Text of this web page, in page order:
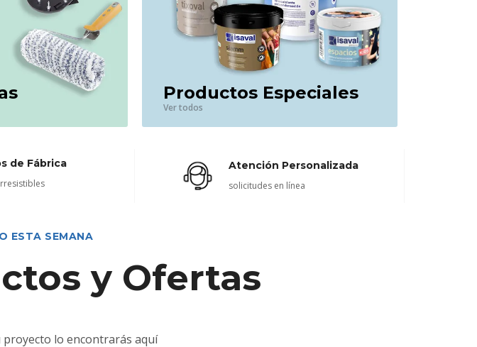
Productos Especiales
Ver todos
de Fábrica Atención Personalizada
solicitudes en línea
ESTA SEMANA
y Ofertas
lo encontrarás aquí